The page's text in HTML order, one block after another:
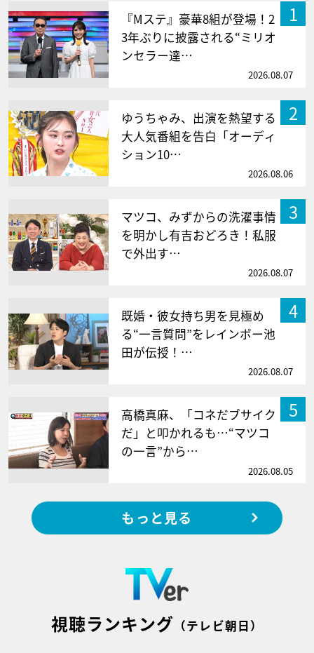
1
『Mステ』豪華8組が登場！2
3年ぶりに披露される“ミリオ
ンセラー達…
2026.08.07
2
ゆうちゃみ、出演を熱望する
大人気番組を告白「オーディ
ション10…
2026.08.06
3
マツコ、みずからの洗濯事情
を明かし有吉おどろき！私服
で外出す…
2026.08.07
4
既婚・彼女持ち男を見極め
る“一言質問”をレインボー池
田が伝授！…
2026.08.07
5
高橋真麻、「コネだブサイク
だ」と叩かれるも…“マツコ
の一言”から…
2026.08.05
もっと見る
視聴ランキング （テレビ朝日）